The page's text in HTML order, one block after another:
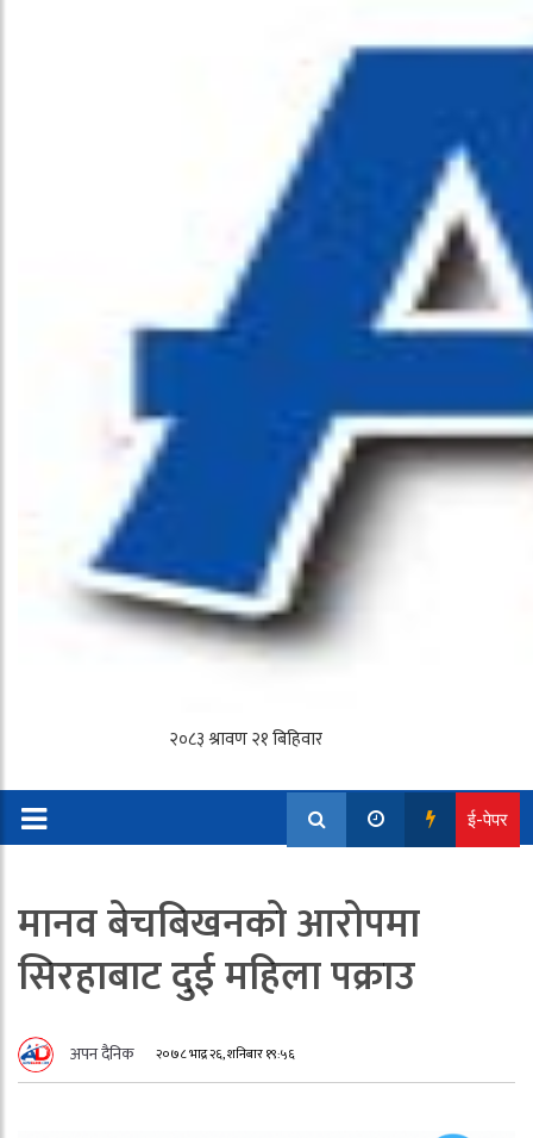
ई-पेपर
मानव बेचबिखनको आरोपमा
सिरहाबाट दुई महिला पक्राउ
अपन दैनिक २०७८ भाद्र २६, शनिबार १९:५६